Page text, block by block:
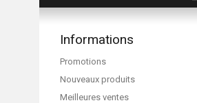
Informations
Promotions
Nouveaux produits
Meilleures ventes